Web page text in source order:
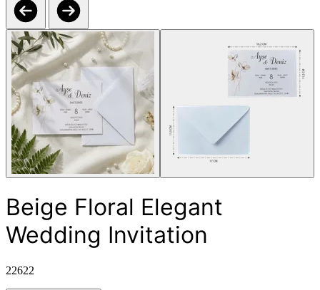
Beige Floral Elegant
Wedding Invitation
22622